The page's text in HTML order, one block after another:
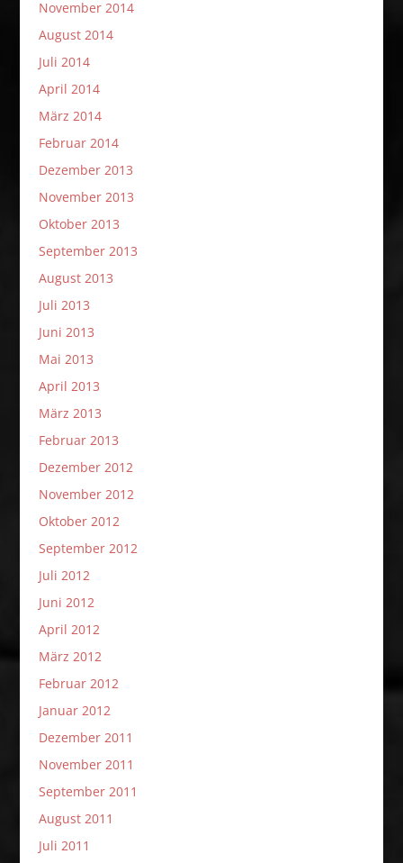
November 2014
August 2014
Juli 2014
April 2014
März 2014
Februar 2014
Dezember 2013
November 2013
Oktober 2013
September 2013
August 2013
Juli 2013
Juni 2013
Mai 2013
April 2013
März 2013
Februar 2013
Dezember 2012
November 2012
Oktober 2012
September 2012
Juli 2012
Juni 2012
April 2012
März 2012
Februar 2012
Januar 2012
Dezember 2011
November 2011
September 2011
August 2011
Juli 2011